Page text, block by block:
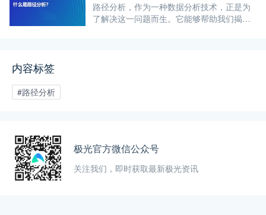
路径分析，作为一种数据分析技术，正是为
了解决这一问题而生。它能够帮助我们揭示
内容标签
#路径分析
极光官方微信公众号
关注我们，即时获取最新极光资讯